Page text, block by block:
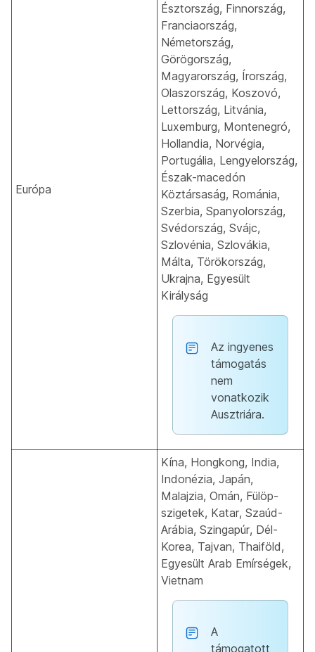
Európa
Észtország, Finnország,
Franciaország,
Németország,
Görögország,
Magyarország, Írország,
Olaszország, Koszovó,
Lettország, Litvánia,
Luxemburg, Montenegró,
Hollandia, Norvégia,
Portugália, Lengyelország,
Észak-macedón
Köztársaság, Románia,
Szerbia, Spanyolország,
Svédország, Svájc,
Szlovénia, Szlovákia,
Málta, Törökország,
Ukrajna, Egyesült
Királyság
Az ingyenes
támogatás
nem
vonatkozik
Ausztriára.
Kína, Hongkong, India,
Indonézia, Japán,
Malajzia, Omán, Fülöp-
szigetek, Katar, Szaúd-
Arábia, Szingapúr, Dél-
Korea, Tajvan, Thaiföld,
Egyesült Arab Emírségek,
Vietnam
A
támogatott